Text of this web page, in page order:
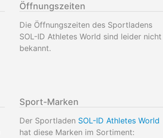
Öffnungszeiten
Die Öffnungszeiten des Sportladens
SOL-ID Athletes World sind leider nicht
bekannt.
Sport-Marken
Der Sportladen SOL-ID Athletes World
hat diese Marken im Sortiment: